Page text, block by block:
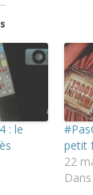
o
u
g
e
: le
petit
22